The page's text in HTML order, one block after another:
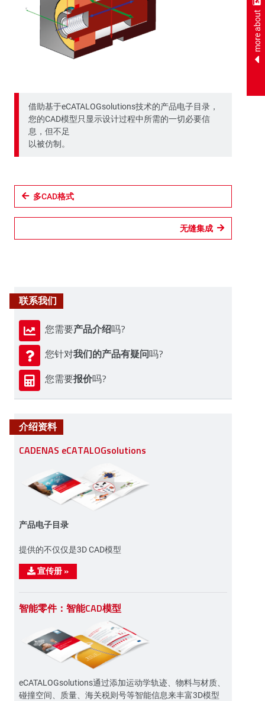
more about
借助基于eCATALOGsolutions技术的产品电子目录，
您的CAD模型只显示设计过程中所需的一切必要信
息，但不足
以被仿制。
多CAD格式
无缝集成
联系我们
您需要产品介绍吗?
您针对我们的产品有疑问吗?
您需要报价吗?
介绍资料
CADENAS eCATALOGsolutions
产品电子目录
提供的不仅仅是3D CAD模型
宣传册 »
智能零件：智能CAD模型
eCATALOGsolutions通过添加运动学轨迹、物料与材质、
碰撞空间、质量、海关税则号等智能信息来丰富3D模型